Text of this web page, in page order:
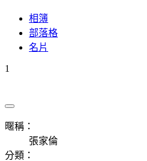
相簿
部落格
名片
1
暱稱：
張家倫
分類：